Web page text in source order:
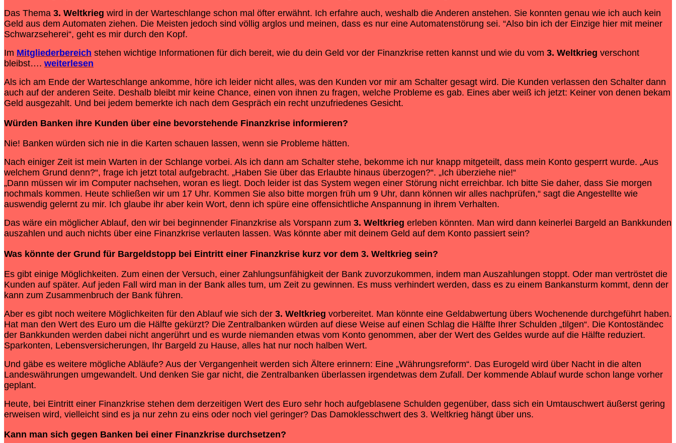
Das Thema 3. Weltkrieg wird in der Warteschlange schon mal öfter erwähnt. Ich erfahre auch, weshalb die Anderen anstehen. Sie konnten genau wie ich auch kein
Geld aus dem Automaten ziehen. Die Meisten jedoch sind völlig arglos und meinen, dass es nur eine Automatenstörung sei. “Also bin ich der Einzige hier mit meiner
Schwarzseherei“, geht es mir durch den Kopf.
Im Mitgliederbereich stehen wichtige Informationen für dich bereit, wie du dein Geld vor der Finanzkrise retten kannst und wie du vom 3. Weltkrieg verschont
bleibst…. weiterlesen
Als ich am Ende der Warteschlange ankomme, höre ich leider nicht alles, was den Kunden vor mir am Schalter gesagt wird. Die Kunden verlassen den Schalter dann
auch auf der anderen Seite. Deshalb bleibt mir keine Chance, einen von ihnen zu fragen, welche Probleme es gab. Eines aber weiß ich jetzt: Keiner von denen bekam
Geld ausgezahlt. Und bei jedem bemerkte ich nach dem Gespräch ein recht unzufriedenes Gesicht.
Würden Banken ihre Kunden über eine bevorstehende Finanzkrise informieren?
Nie! Banken würden sich nie in die Karten schauen lassen, wenn sie Probleme hätten.
Nach einiger Zeit ist mein Warten in der Schlange vorbei. Als ich dann am Schalter stehe, bekomme ich nur knapp mitgeteilt, dass mein Konto gesperrt wurde. „Aus
welchem Grund denn?“, frage ich jetzt total aufgebracht. „Haben Sie über das Erlaubte hinaus überzogen?“. „Ich überziehe nie!“
„Dann müssen wir im Computer nachsehen, woran es liegt. Doch leider ist das System wegen einer Störung nicht erreichbar. Ich bitte Sie daher, dass Sie morgen
nochmals kommen. Heute schließen wir um 17 Uhr. Kommen Sie also bitte morgen früh um 9 Uhr, dann können wir alles nachprüfen,“ sagt die Angestellte wie
auswendig gelernt zu mir. Ich glaube ihr aber kein Wort, denn ich spüre eine offensichtliche Anspannung in ihrem Verhalten.
Das wäre ein möglicher Ablauf, den wir bei beginnender Finanzkrise als Vorspann zum 3. Weltkrieg erleben könnten. Man wird dann keinerlei Bargeld an Bankkunden
auszahlen und auch nichts über eine Finanzkrise verlauten lassen. Was könnte aber mit deinem Geld auf dem Konto passiert sein?
Was könnte der Grund für Bargeldstopp bei Eintritt einer Finanzkrise kurz vor dem 3. Weltkrieg sein?
Es gibt einige Möglichkeiten. Zum einen der Versuch, einer Zahlungsunfähigkeit der Bank zuvorzukommen, indem man Auszahlungen stoppt. Oder man vertröstet die
Kunden auf später. Auf jeden Fall wird man in der Bank alles tum, um Zeit zu gewinnen. Es muss verhindert werden, dass es zu einem Bankansturm kommt, denn der
kann zum Zusammenbruch der Bank führen.
Aber es gibt noch weitere Möglichkeiten für den Ablauf wie sich der 3. Weltkrieg vorbereitet. Man könnte eine Geldabwertung übers Wochenende durchgeführt haben.
Hat man den Wert des Euro um die Hälfte gekürzt? Die Zentralbanken würden auf diese Weise auf einen Schlag die Hälfte Ihrer Schulden „tilgen“. Die Kontoständec
der Bankkunden werden dabei nicht angerührt und es wurde niemanden etwas vom Konto genommen, aber der Wert des Geldes wurde auf die Hälfte reduziert.
Sparkonten, Lebensversicherungen, Ihr Bargeld zu Hause, alles hat nur noch halben Wert.
Und gäbe es weitere mögliche Abläufe? Aus der Vergangenheit werden sich Ältere erinnern: Eine „Währungsreform“. Das Eurogeld wird über Nacht in die alten
Landeswährungen umgewandelt. Und denken Sie gar nicht, die Zentralbanken überlassen irgendetwas dem Zufall. Der kommende Ablauf wurde schon lange vorher
geplant.
Heute, bei Eintritt einer Finanzkrise stehen dem derzeitigen Wert des Euro sehr hoch aufgeblasene Schulden gegenüber, dass sich ein Umtauschwert äußerst gering
erweisen wird, vielleicht sind es ja nur zehn zu eins oder noch viel geringer? Das Damoklesschwert des 3. Weltkrieg hängt über uns.
Kann man sich gegen Banken bei einer Finanzkrise durchsetzen?